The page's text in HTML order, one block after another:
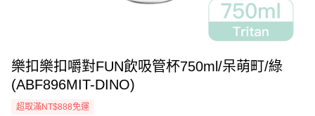
樂扣樂扣嚼對FUN飲吸管杯750ml/呆萌町/綠
(ABF896MIT-DINO)
超取滿NT$888免運